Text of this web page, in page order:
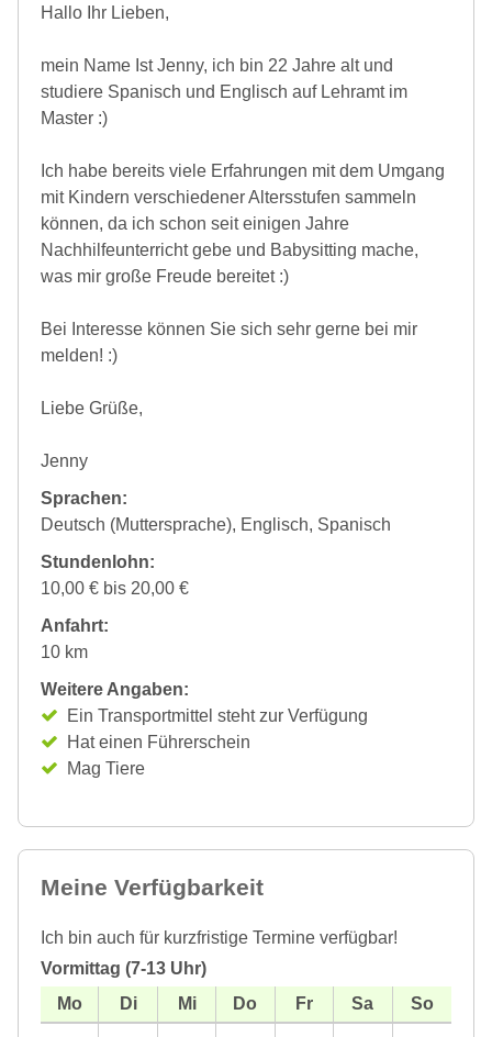
Hallo Ihr Lieben,
mein Name Ist Jenny, ich bin 22 Jahre alt und
studiere Spanisch und Englisch auf Lehramt im
Master :)
Ich habe bereits viele Erfahrungen mit dem Umgang
mit Kindern verschiedener Altersstufen sammeln
können, da ich schon seit einigen Jahre
Nachhilfeunterricht gebe und Babysitting mache,
was mir große Freude bereitet :)
Bei Interesse können Sie sich sehr gerne bei mir
melden! :)
Liebe Grüße,
Jenny
Sprachen:
Deutsch (Muttersprache), Englisch, Spanisch
Stundenlohn:
10,00 € bis 20,00 €
Anfahrt:
10 km
Weitere Angaben:
Ein Transportmittel steht zur Verfügung
Hat einen Führerschein
Mag Tiere
Meine Verfügbarkeit
Ich bin auch für kurzfristige Termine verfügbar!
Vormittag (7-13 Uhr)